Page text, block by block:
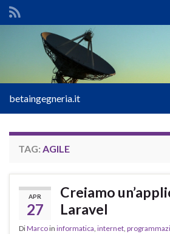
Search for:
betaingegneria.it
TAG: AGILE
APR
27
Creiamo
Laravel
DiMarcoin informatica internet